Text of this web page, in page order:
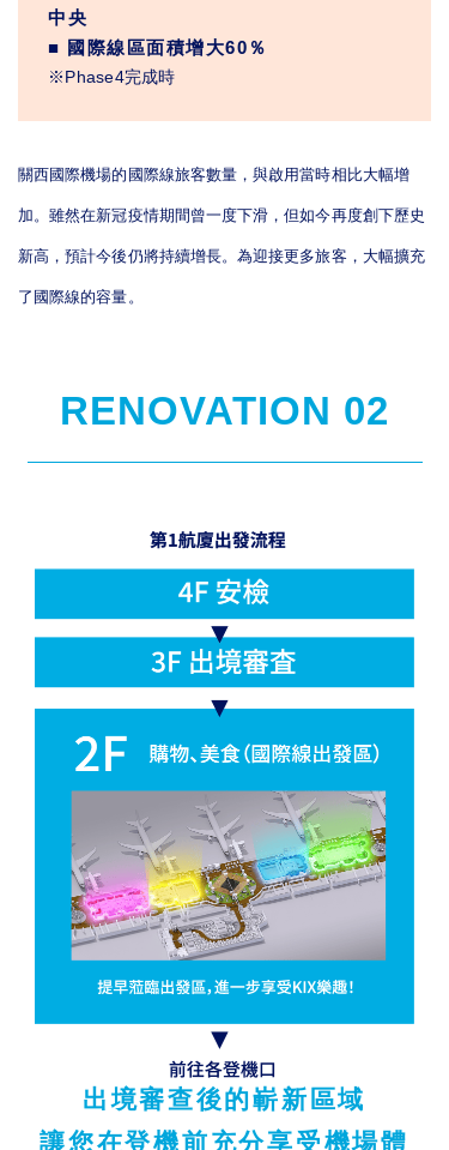
中央
■ 國際線區面積增大60％
※Phase4完成時
關西國際機場的國際線旅客數量，與啟用當時相比大幅增
加。雖然在新冠疫情期間曾一度下滑，但如今再度創下歷史
新高，預計今後仍將持續增長。為迎接更多旅客，大幅擴充
了國際線的容量。
RENOVATION 02
出境審查後的嶄新區域
讓您在登機前充分享受機場體